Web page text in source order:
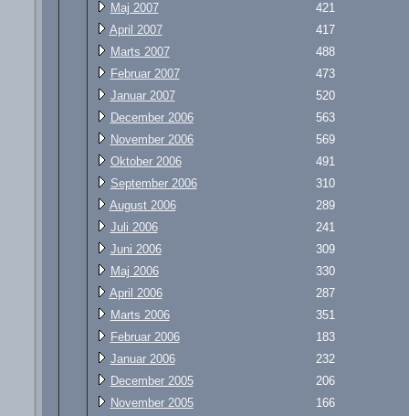
Maj 2007
421
April 2007
417
Marts 2007
488
Februar 2007
473
Januar 2007
520
December 2006
563
November 2006
569
Oktober 2006
491
September 2006
310
August 2006
289
Juli 2006
241
Juni 2006
309
Maj 2006
330
April 2006
287
Marts 2006
351
Februar 2006
183
Januar 2006
232
December 2005
206
November 2005
166